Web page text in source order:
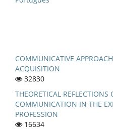
COMMUNICATIVE
ACQUISITION
32830
THEORETICAL
COMMUNICATION IN THE
PROFESSION
16634